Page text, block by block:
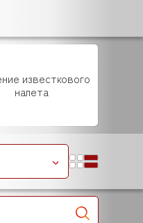
известкового
налета